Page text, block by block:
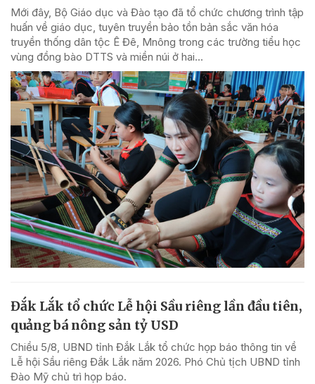
Mới đây, Bộ Giáo dục và Đào tạo đã tổ chức chương trình tập
huấn về giáo dục, tuyên truyền bảo tồn bản sắc văn hóa
truyền thống dân tộc Ê Đê, Mnông trong các trường tiểu học
vùng đồng bào DTTS và miền núi ở hai...
Đắk Lắk tổ chức Lễ hội Sầu riêng lần đầu tiên,
quảng bá nông sản tỷ USD
Chiều 5/8, UBND tỉnh Đắk Lắk tổ chức họp báo thông tin về
Lễ hội Sầu riêng Đắk Lắk năm 2026. Phó Chủ tịch UBND tỉnh
Đào Mỹ chủ trì họp báo.